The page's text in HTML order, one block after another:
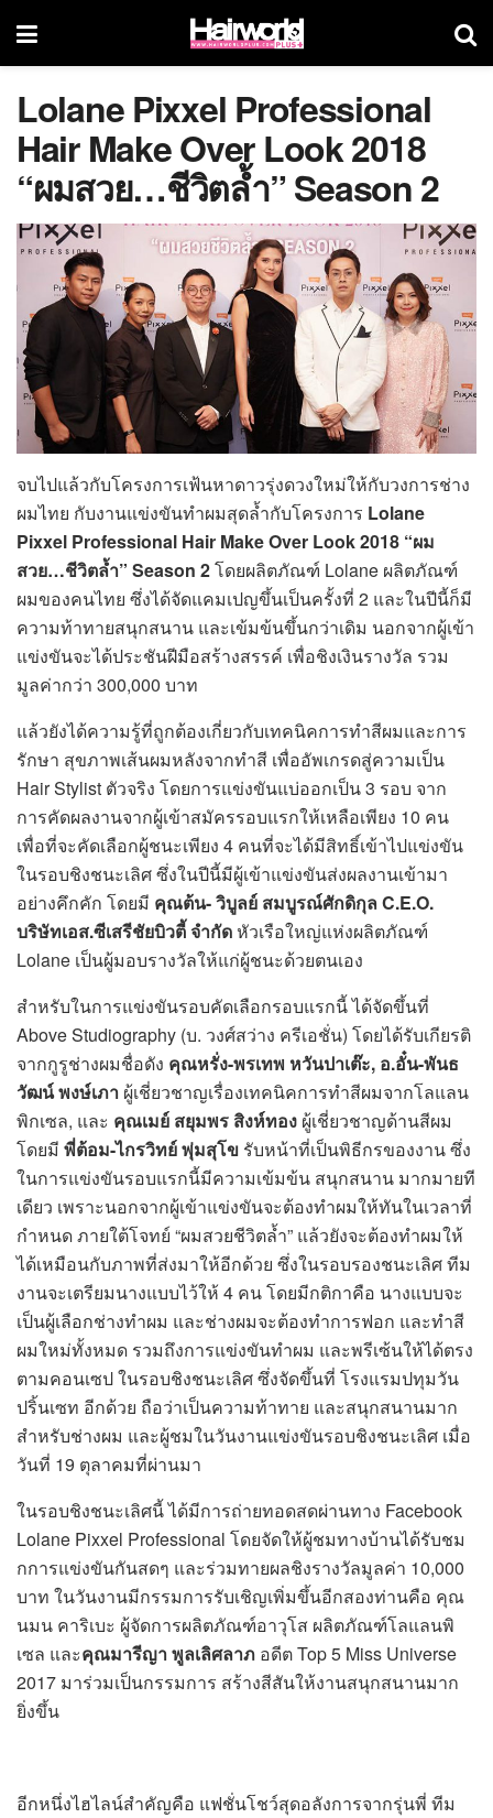
Lolane Pixxel Professional
Hair Make Over Look 2018
“ผมสวย…ชีวิตล้ำ” Season 2
จบไปแล้วกับโครงการเฟ้นหาดาวรุ่งดวงใหม่ให้กับวงการช่าง
ผมไทย กับงานแข่งขันทำผมสุดล้ำกับโครงการ Lolane
Pixxel Professional Hair Make Over Look 2018 “ผม
สวย…ชีวิตล้ำ” Season 2โดยผลิตภัณฑ์ Lolane ผลิตภัณฑ์
ผมของคนไทย ซึ่งได้จัดแคมเปญขึ้นเป็นครั้งที่ 2 และในปีนี้ก็มี
ความท้าทายสนุกสนาน และเข้มข้นขึ้นกว่าเดิม นอกจากผู้เข้า
แข่งขันจะได้ประชันฝีมือสร้างสรรค์ เพื่อชิงเงินรางวัล รวม
มูลค่ากว่า 300,000 บาท
แล้วยังได้ความรู้ที่ถูกต้องเกี่ยวกับเทคนิคการทำสีผมและการ
รักษา สุขภาพเส้นผมหลังจากทำสี เพื่ออัพเกรดสู่ความเป็น
Hair Stylist ตัวจริง โดยการแข่งขันแบ่ออกเป็น 3 รอบ จาก
การคัดผลงานจากผู้เข้าสมัครรอบแรกให้เหลือเพียง 10 คน
เพื่อที่จะคัดเลือกผู้ชนะเพียง 4 คนที่จะได้มีสิทธิ์เข้าไปแข่งขัน
ในรอบชิงชนะเลิศ ซึ่งในปีนี้มีผู้เข้าแข่งขันส่งผลงานเข้ามา
อย่างคึกคัก โดยมี คุณต้น- วิบูลย์ สมบูรณ์ศักดิกุล C.E.O.
บริษัทเอส.ซีเสรีชัยบิวตี้ จำกัดหัวเรือใหญ่แห่งผลิตภัณฑ์
Lolane เป็นผู้มอบรางวัลให้แก่ผู้ชนะด้วยตนเอง
สำหรับในการแข่งขันรอบคัดเลือกรอบแรกนี้ ได้จัดขึ้นที่
Above Studiography (บ. วงศ์สว่าง ครีเอชั่น) โดยได้รับเกียรติ
จากกูรูช่างผมชื่อดัง คุณหรั่ง-พรเทพ หวันปาเต๊ะ, อ.อั๋น-พันธ
วัฒน์ พงษ์เภา ผู้เชี่ยวชาญเรื่องเทคนิคการทำสีผมจากโลแลน
พิกเซล, และ คุณเมย์ สยุมพร สิงห์ทอง ผู้เชี่ยวชาญด้านสีผม
โดยมี พี่ต้อม-ไกรวิทย์ พุ่มสุโข รับหน้าที่เป็นพิธีกรของงาน ซึ่ง
ในการแข่งขันรอบแรกนี้มีความเข้มข้น สนุกสนาน มากมายที
เดียว เพราะนอกจากผู้เข้าแข่งขันจะต้องทำผมให้ทันในเวลาที่
กำหนด ภายใต้โจทย์ “ผมสวยชีวิตล้ำ” แล้วยังจะต้องทำผมให้
ได้เหมือนกับภาพที่ส่งมาให้อีกด้วย ซึ่งในรอบรองชนะเลิศ ทีม
งานจะเตรียมนางแบบไว้ให้ 4 คน โดยมีกติกาคือ นางแบบจะ
เป็นผู้เลือกช่างทำผม และช่างผมจะต้องทำการฟอก และทำสี
ผมใหม่ทั้งหมด รวมถึงการแข่งขันทำผม และพรีเซ้นให้ได้ตรง
ตามคอนเซป ในรอบชิงชนะเลิศ ซึ่งจัดขึ้นที่ โรงแรมปทุมวัน
ปริ้นเซท อีกด้วย ถือว่าเป็นความท้าทาย และสนุกสนานมาก
สำหรับช่างผม และผู้ชมในวันงานแข่งขันรอบชิงชนะเลิศ เมื่อ
วันที่ 19 ตุลาคมที่ผ่านมา
ในรอบชิงชนะเลิศนี้ ได้มีการถ่ายทอดสดผ่านทาง Facebook
Lolane Pixxel Professional โดยจัดให้ผู้ชมทางบ้านได้รับชม
กการแข่งขันกันสดๆ และร่วมทายผลชิงรางวัลมูลค่า 10,000
บาท ในวันงานมีกรรมการรับเชิญเพิ่มขึ้นอีกสองท่านคือ คุณ
นมน คาริเบะ ผู้จัดการผลิตภัณฑ์อาวุโส ผลิตภัณฑ์โลแลนพิ
เซล และคุณมารีญา พูลเลิศลาภ อดีต Top 5 Miss Universe
2017 มาร่วมเป็นกรรมการ สร้างสีสันให้งานสนุกสนานมาก
ยิ่งขึ้น
อีกหนึ่งไฮไลน์สำคัญคือ แฟชั่นโชว์สุดอลังการจากรุ่นพี่ ทีม